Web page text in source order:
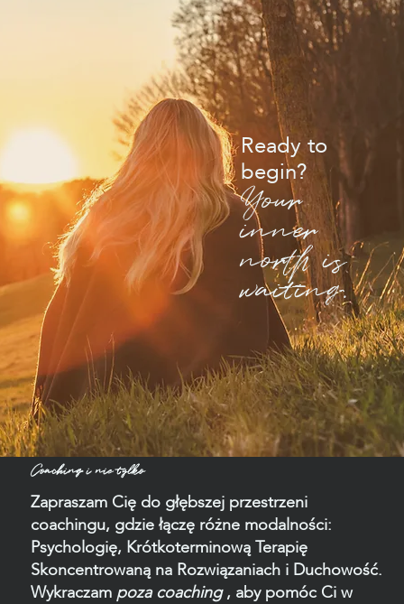
Ready to
begin?
Your
inner
north is
waiting.
Coaching i nie tylko
Zapraszam Cię do głębszej przestrzeni
coachingu, gdzie łączę różne modalności:
Psychologię, Krótkoterminową Terapię
Skoncentrowaną na Rozwiązaniach i Duchowość.
Wykraczam poza coaching, aby pomóc Ci w